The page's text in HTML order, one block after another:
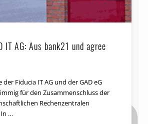
IT AG: Aus bank21 und agree
der Fiducia IT AG und der GAD eG
für den Zusammenschluss der
Rechenzentralen
…